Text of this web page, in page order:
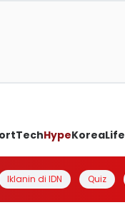
TechHypeKoreaLife
Iklanin di IDN Quiz